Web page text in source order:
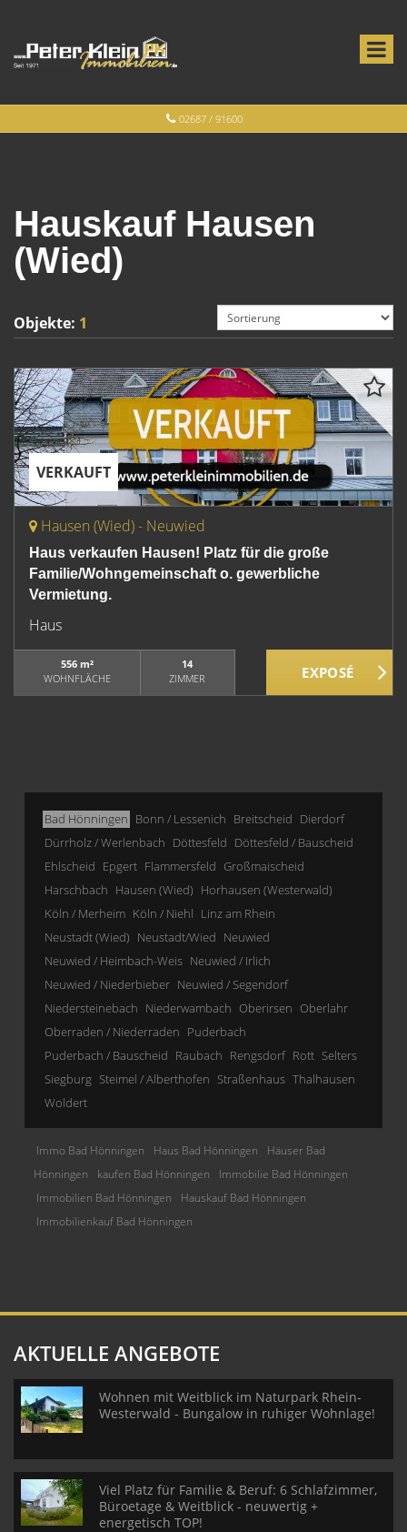
02687 / 91600
Hauskauf Hausen
(Wied)
Objekte: 1
VERKAUFT
Hausen (Wied) - Neuwied
Haus verkaufen Hausen! Platz für die große
Familie/Wohngemeinschaft o. gewerbliche
Vermietung.
Haus
556 m²
WOHNFLÄCHE
14
ZIMMER
Bad Hönningen Bonn / Lessenich Breitscheid Dierdorf
Dürrholz / Werlenbach Döttesfeld Döttesfeld / Bauscheid
Ehlscheid Epgert Flammersfeld Großmaischeid
Harschbach Hausen (Wied) Horhausen (Westerwald)
Köln / Merheim Köln / Niehl Linz am Rhein
Neustadt (Wied) Neustadt/Wied Neuwied
Neuwied / Heimbach-Weis Neuwied / Irlich
Neuwied / Niederbieber Neuwied / Segendorf
Niedersteinebach Niederwambach Oberirsen Oberlahr
Oberraden / Niederraden Puderbach
Puderbach / Bauscheid Raubach Rengsdorf Rott Selters
Siegburg Steimel / Alberthofen Straßenhaus Thalhausen
Woldert
Immo Bad Hönningen Haus Bad Hönningen
Häuser Bad
Hönningen
kaufen Bad Hönningen
Immobilie Bad Hönningen
Immobilien Bad Hönningen
Hauskauf Bad Hönningen
Immobilienkauf Bad Hönningen
AKTUELLE ANGEBOTE
Wohnen mit Weitblick im Naturpark Rhein-
Westerwald - Bungalow in ruhiger Wohnlage!
Viel Platz für Familie & Beruf: 6 Schlafzimmer,
Büroetage & Weitblick - neuwertig +
energetisch TOP!